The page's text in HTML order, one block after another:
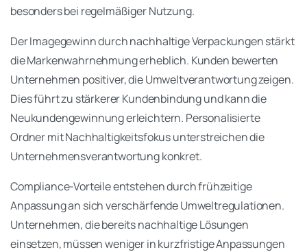
besonders bei regelmäßiger Nutzung.
Der Imagegewinn durch nachhaltige Verpackungen stärkt
die Markenwahrnehmung erheblich. Kunden bewerten
Unternehmen positiver, die Umweltverantwortung zeigen.
Dies führt zu stärkerer Kundenbindung und kann die
Neukundengewinnung erleichtern. Personalisierte
Ordner mit Nachhaltigkeitsfokus unterstreichen die
Unternehmensverantwortung konkret.
Compliance-Vorteile entstehen durch frühzeitige
Anpassung an sich verschärfende Umweltregulationen.
Unternehmen, die bereits nachhaltige Lösungen
einsetzen, müssen weniger in kurzfristige Anpassungen